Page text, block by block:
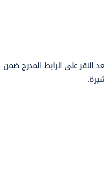
النقر على الرابط المدرج ضمن